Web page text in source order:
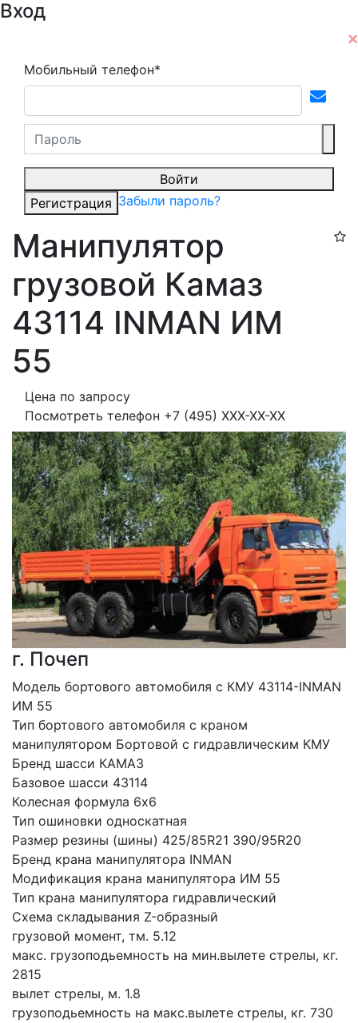
Вход
Мобильный телефон*
Войти
Регистрация Забыли пароль?
Манипулятор
грузовой Камаз
43114 INMAN ИМ
55
Цена по запросу
Посмотреть телефон +7 (495) XXX-XX-XX
г. Почеп
Модель бортового автомобиля с КМУ 43114-INMAN
ИМ 55
Тип бортового автомобиля с краном
манипулятором Бортовой с гидравлическим КМУ
Бренд шасси КАМАЗ
Базовое шасси 43114
Колесная формула 6x6
Тип ошиновки односкатная
Размер резины (шины) 425/85R21 390/95R20
Бренд крана манипулятора INMAN
Модификация крана манипулятора ИМ 55
Тип крана манипулятора гидравлический
Схема складывания Z-образный
грузовой момент, тм. 5.12
макс. грузоподьемность на мин.вылете стрелы, кг.
2815
вылет стрелы, м. 1.8
грузоподьемность на макс.вылете стрелы, кг. 730